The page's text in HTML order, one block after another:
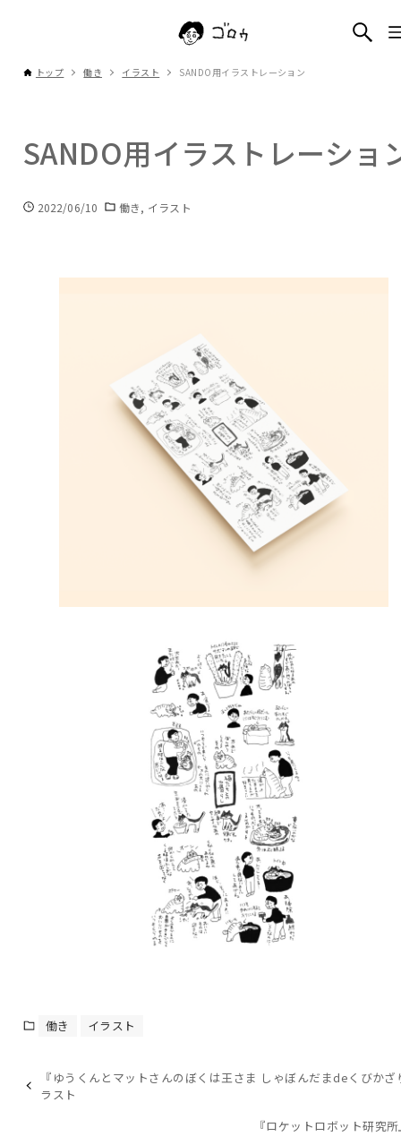
トップ 働き イラスト SANDO用イラストレーション
SANDO用イラストレーショ
2022/06/10 働き イラスト
働き イラスト
『ゆうくんとマットさんのぼくは王さま しゃぼんだまdeくびかざ
ラスト
『ロケットロボット研究